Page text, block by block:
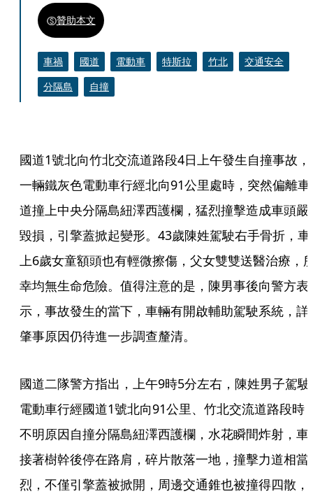
贊助本文
車禍 國道 電動車 特斯拉 竹北
交通安全
分隔島
自撞
國道1號北向竹北交流道路段4日上午發生自撞事故，
一輛鐵灰色電動車行經北向91公里處時，突然偏離車
道撞上中央分隔島紐澤西護欄，猛烈撞擊造成車頭嚴
毀損，引擎蓋掀起變形。43歲陳姓駕駛右手骨折，車
上6歲女童額頭也有輕微擦傷，父女雙雙送醫治療，
幸均無生命危險。值得注意的是，陳男事後向警方表
示，事故發生的當下，車輛有開啟輔助駕駛系統，詳
肇事原因仍待進一步調查釐清。
國道二隊警方指出，上午9時5分左右，陳姓男子駕駛
電動車行經國道1號北向91公里、竹北交流道路段時
不明原因自撞分隔島紐澤西護欄，水花瞬間炸射，車
接著樹幹後停在路肩，碎片散落一地，撞擊力道相當
烈，不僅引擎蓋被掀開，周邊交通錐也被撞得四散，